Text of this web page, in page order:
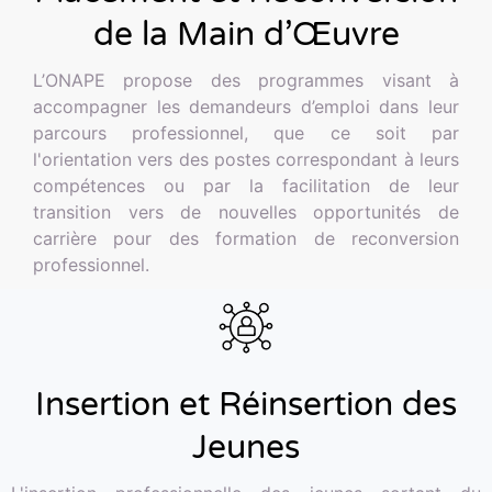
de la Main d’Œuvre
L’ONAPE propose des programmes visant à
accompagner les demandeurs d’emploi dans leur
parcours professionnel, que ce soit par
l'orientation vers des postes correspondant à leurs
compétences ou par la facilitation de leur
transition vers de nouvelles opportunités de
carrière pour des formation de reconversion
professionnel.
Insertion et Réinsertion des
Jeunes